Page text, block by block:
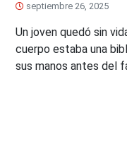
septiembre 26, 2025
Un joven quedó sin
cuerpo estaba una
sus manos antes del